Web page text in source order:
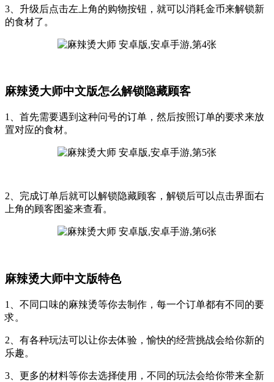
3、升级后点击左上角的购物按钮，就可以消耗金币来解锁新
的食材了。
麻辣烫大师中文版怎么解锁隐藏顾客
1、首先需要遇到这种问号的订单，然后按照订单的要求来放
置对应的食材。
2、完成订单后就可以解锁隐藏顾客，解锁后可以点击界面右
上角的顾客图鉴来查看。
麻辣烫大师中文版特色
1、不同口味的麻辣烫等你去制作，每一个订单都有不同的要
求。
2、有各种玩法可以让你去体验，愉快的经营挑战会给你新的
乐趣。
3、更多的材料等你去选择使用，不同的玩法会给你带来全新